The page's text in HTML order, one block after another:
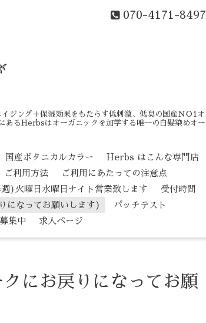
070-4171-8497
ジング＋保湿効果をもたらす低刺激、低臭の国産ＮＯ1オ
るHerbsはオーガニックを加学する唯一の白髪染めオー
産ボタニカルカラー
Herbs はこんな専門店
ご利用方法
ご利用にあたっての注意点
)火曜日水曜日ナイト営業致します
受付時間
なってお願いします)
パッチテスト
集中 求人ページ
にお戻りになってお願